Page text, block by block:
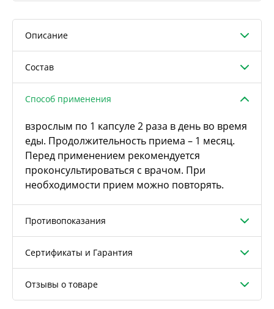
Описание
Состав
Способ применения
взрослым по 1 капсуле 2 раза в день во время
еды. Продолжительность приема – 1 месяц.
Перед применением рекомендуется
проконсультироваться с врачом. При
необходимости прием можно повторять.
Противопоказания
Сертификаты и Гарантия
Отзывы о товаре